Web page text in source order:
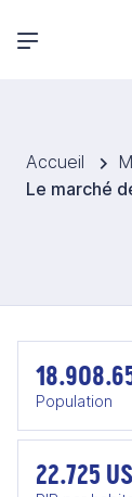
Menu
Accueil
Population
22.725